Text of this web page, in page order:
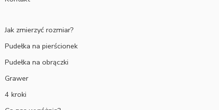
Jak zmierzyć rozmiar?
Pudełka na pierścionek
Pudełka na obrączki
Grawer
4 kroki